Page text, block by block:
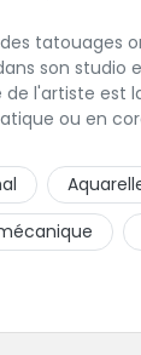
tatouages
son studio
l'artiste est
ou en
vous